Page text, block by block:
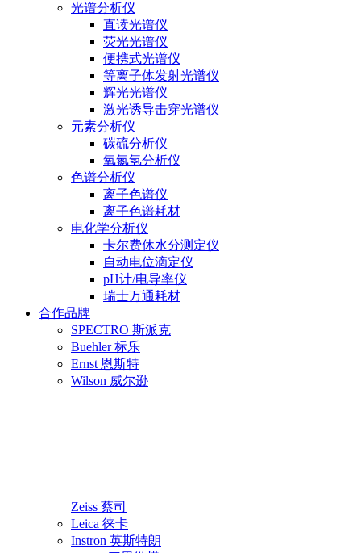
光谱分析仪
直读光谱仪
荧光光谱仪
便携式光谱仪
等离子体发射光谱仪
辉光光谱仪
激光诱导击穿光谱仪
元素分析仪
碳硫分析仪
氧氮氢分析仪
色谱分析仪
离子色谱仪
离子色谱耗材
电化学分析仪
卡尔费休水分测定仪
自动电位滴定仪
pH计/电导率仪
瑞士万通耗材
合作品牌
SPECTRO 斯派克
Buehler 标乐
Ernst 恩斯特
Wilson 威尔逊
Zeiss 蔡司
Leica 徕卡
Instron 英斯特朗